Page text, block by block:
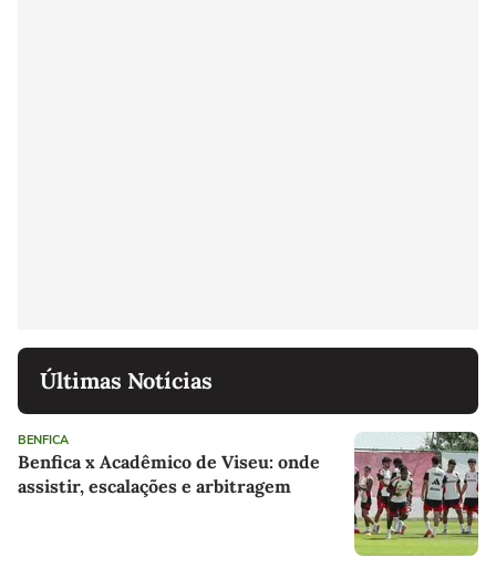
Últimas Notícias
BENFICA
Benfica x Acadêmico de Viseu: onde
assistir, escalações e arbitragem